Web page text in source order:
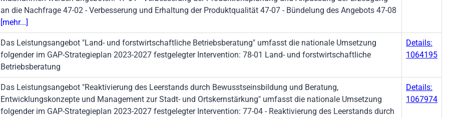
an die Nachfrage 47-02 - Verbesserung und Erhaltung der Produktqualität 47-07 - Bündelung des Angebots 47-08
[mehr...]
Das Leistungsangebot "Land- und forstwirtschaftliche Betriebsberatung" umfasst die nationale Umsetzung
folgender im GAP-Strategieplan 2023-2027 festgelegter Intervention: 78-01 Land- und forstwirtschaftliche
Betriebsberatung
Details:
1064195
Das Leistungsangebot "Reaktivierung des Leerstands durch Bewusstseinsbildung und Beratung,
Entwicklungskonzepte und Management zur Stadt- und Ortskernstärkung" umfasst die nationale Umsetzung
folgender im GAP-Strategieplan 2023-2027 festgelegter Intervention: 77-04 - Reaktivierung des Leerstands durch
Details:
1067974